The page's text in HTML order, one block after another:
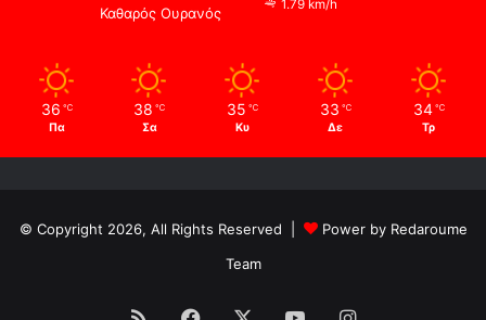
Καθαρός Ουρανός
1.79 km/h
36 ℃
Πα
38 ℃
Σα
35 ℃
Κυ
33 ℃
Δε
34 ℃
Τρ
© Copyright 2026, All Rights Reserved |
Power by Redaroume
Team